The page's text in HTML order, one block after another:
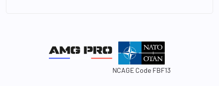
NCAGE Code FBF13